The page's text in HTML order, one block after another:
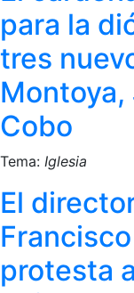
para la
tres
Montoya,
Cobo
Tema: Iglesia
El
protesta